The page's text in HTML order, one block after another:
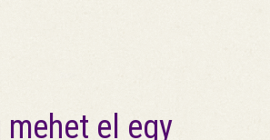
el egy